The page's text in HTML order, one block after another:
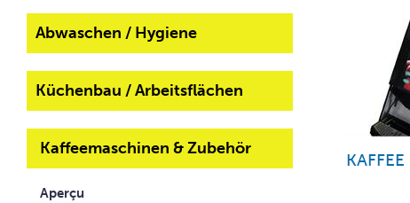
Abwaschen / Hygiene
Küchenbau / Arbeitsflächen
Kaffeemaschinen & Zubehör
Aperçu
KAFFEE